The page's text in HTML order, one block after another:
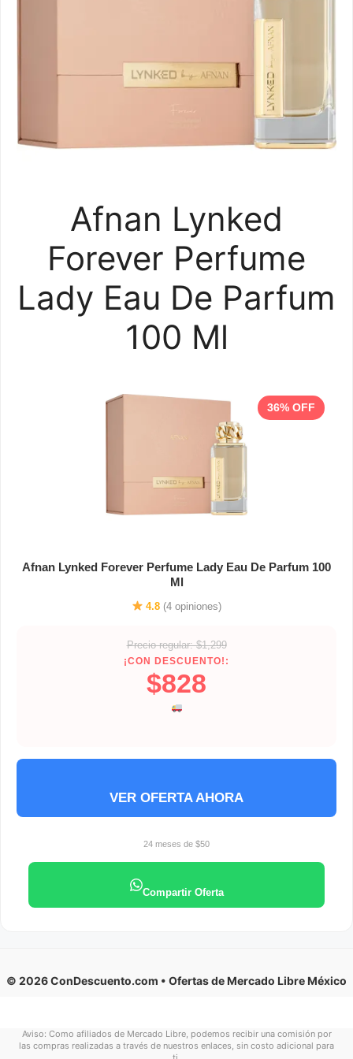
Afnan Lynked
Forever Perfume
Lady Eau De Parfum
100 Ml
36% OFF
Afnan Lynked Forever Perfume Lady Eau De Parfum 100
Ml
4.8 (4 opiniones)
Precio regular: $1,299
¡CON DESCUENTO!:
$828
VER OFERTA AHORA
24 meses de $50
Compartir Oferta